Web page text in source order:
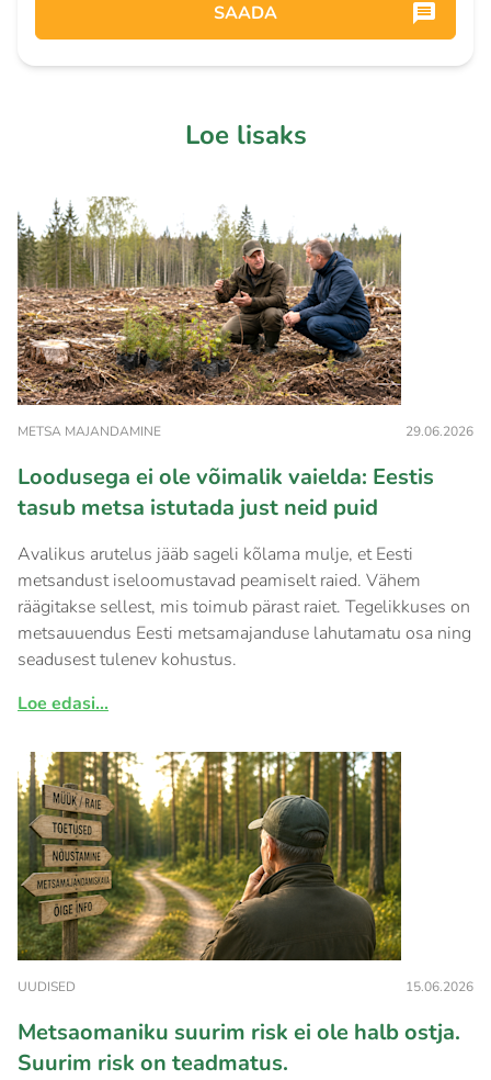
SAADA
Loe lisaks
METSA MAJANDAMINE 29.06.2026
Loodusega ei ole võimalik vaielda: Eestis
tasub metsa istutada just neid puid
Avalikus arutelus jääb sageli kõlama mulje, et Eesti
metsandust iseloomustavad peamiselt raied. Vähem
räägitakse sellest, mis toimub pärast raiet. Tegelikkuses on
metsauuendus Eesti metsamajanduse lahutamatu osa ning
seadusest tulenev kohustus.
Loe edasi...
UUDISED 15.06.2026
Metsaomaniku suurim risk ei ole halb ostja.
Suurim risk on teadmatus.